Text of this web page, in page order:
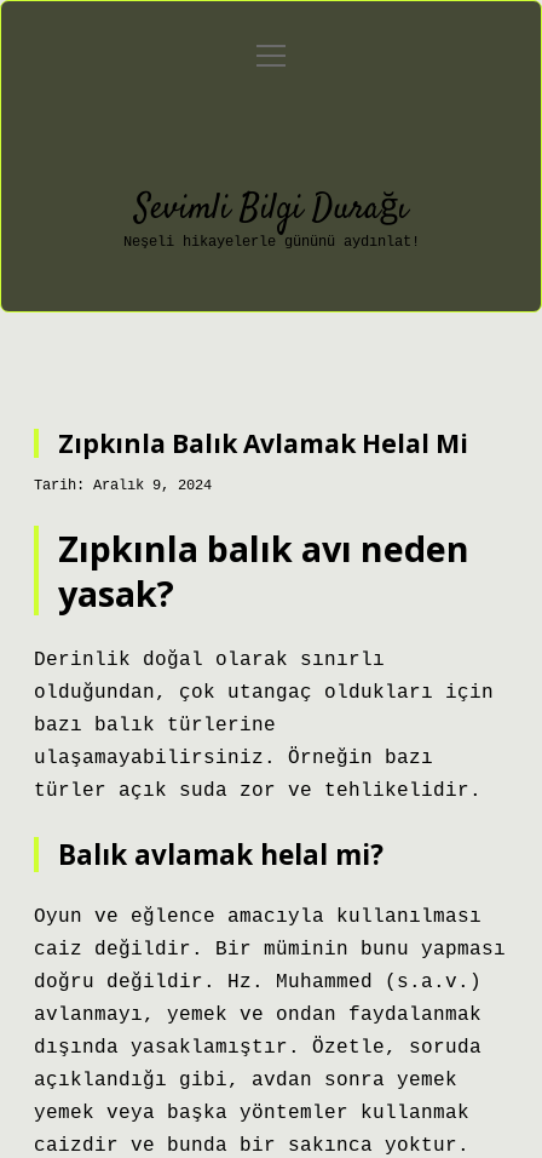
Gizlilik Politikası
menüyü
Sevimli Bilgi Durağı
Neşeli hikayelerle gününü aydınlat!
Zıpkınla Balık Avlamak Helal Mi
Tarih: Aralık 9, 2024
Zıpkınla balık avı neden
yasak?
Derinlik doğal olarak sınırlı
olduğundan, çok utangaç oldukları için
bazı balık türlerine
ulaşamayabilirsiniz. Örneğin bazı
türler açık suda zor ve tehlikelidir.
Balık avlamak helal mi?
Oyun ve eğlence amacıyla kullanılması
caiz değildir. Bir müminin bunu yapması
doğru değildir. Hz. Muhammed (s.a.v.)
avlanmayı, yemek ve ondan faydalanmak
dışında yasaklamıştır. Özetle, soruda
açıklandığı gibi, avdan sonra yemek
yemek veya başka yöntemler kullanmak
caizdir ve bunda bir sakınca yoktur.